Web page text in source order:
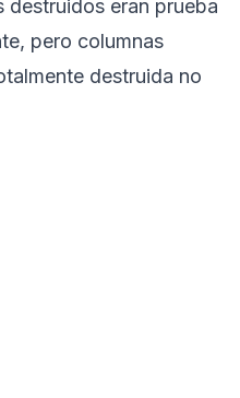
destruidos eran prueba
pero columnas
destruida no